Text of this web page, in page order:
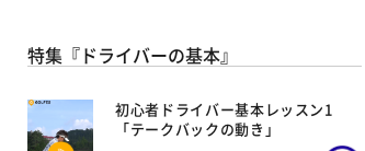
特集『ドライバーの基本』
初心者ドライバー基本レッスン1
「テークバックの動き」